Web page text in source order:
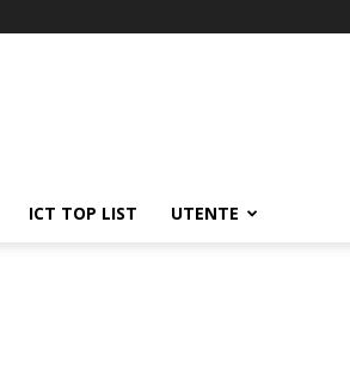
ICT TOP LIST UTENTE